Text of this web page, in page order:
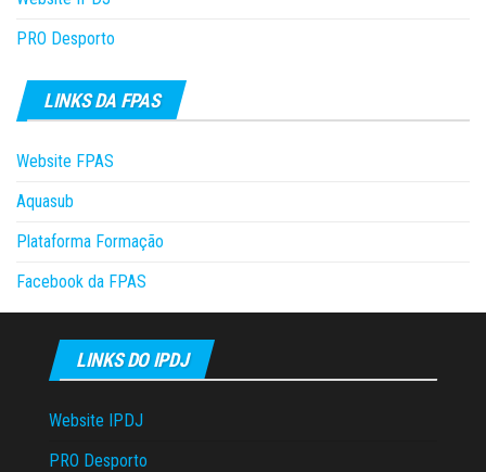
PRO Desporto
LINKS DA FPAS
Website FPAS
Aquasub
Plataforma Formação
Facebook da FPAS
LINKS DO IPDJ
Website IPDJ
PRO Desporto